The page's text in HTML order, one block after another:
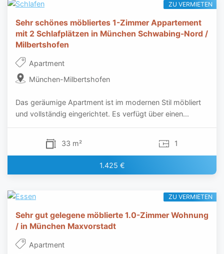
Sehr schönes möbliertes 1-Zimmer Appartement
mit 2 Schlafplätzen in München Schwabing-Nord /
Milbertshofen
Apartment
München-Milbertshofen
Das geräumige Apartment ist im modernen Stil möbliert
und vollständig eingerichtet. Es verfügt über einen...
33 m² 1
1.425 €
ZU VERMIETEN
Sehr gut gelegene möblierte 1.0-Zimmer Wohnung
/ in München Maxvorstadt
Apartment
ZU VERMIETEN